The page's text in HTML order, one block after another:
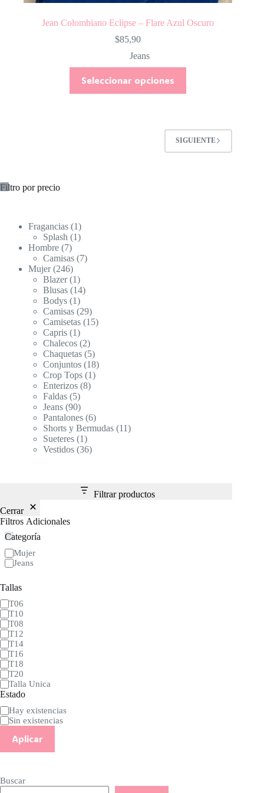
Jean Colombiano Eclipse – Flare Azul Oscuro
$85,90
Jeans
Seleccionar opciones
producto
tiene
SIGUIENTE
Filtro por precio
Fragancias 11
producto
Splash 11
Hombre 77
productos
Camisas 77
Mujer 246246
productos
Blazer 11
producto
Blusas 1414
Bodys 11
producto
Camisas 2929
productos
Camisetas 1515
Capris 11
producto
Chalecos 22
productos
Chaquetas 55
productos
Conjuntos 1818
Crop Tops 11
Enterizos 88
Faldas 55
productos
Jeans 9090
productos
Pantalones 66
productos
Shorts y Bermudas 1111
Sueteres 11
producto
Vestidos 3636
Filtrar productos
Cerrar
Filtros Adicionales
Categoría
Categoría
Mujer
Jeans
Tallas
TallaT06
T10
T08
T12
T14
T16
T18
T20
Talla Unica
Estado
Estado
Hay existencias
Sin existencias
Aplicar
Buscar